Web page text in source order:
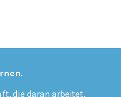
die daran arbeitet,